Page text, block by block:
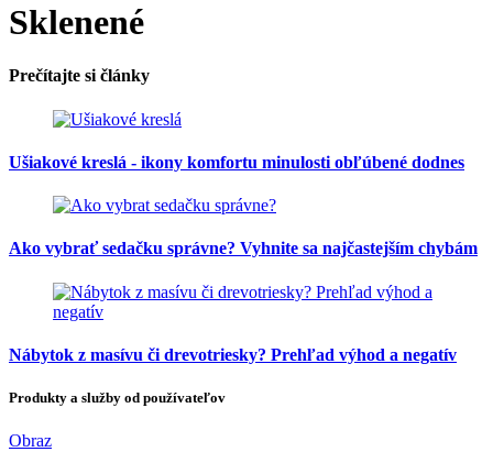
Sklenené
Prečítajte si články
Ušiakové kreslá - ikony komfortu minulosti obľúbené dodnes
Ako vybrať sedačku správne? Vyhnite sa najčastejším chybám
Nábytok z masívu či drevotriesky? Prehľad výhod a negatív
Produkty a služby od používateľov
Obraz